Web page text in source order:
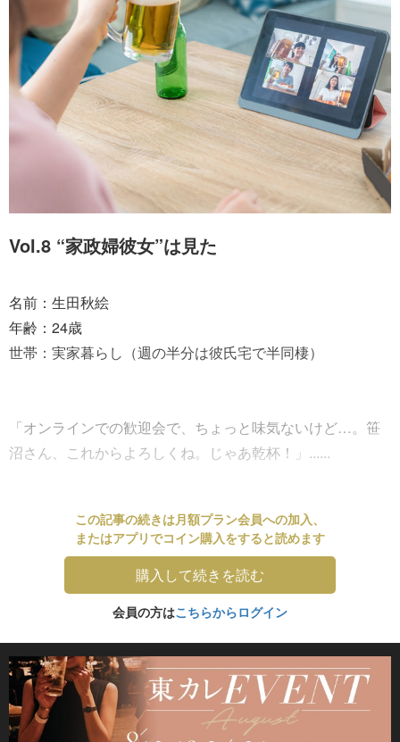
Vol.8 “家政婦彼女”は見た
名前：生田秋絵
年齢：24歳
世帯：実家暮らし（週の半分は彼氏宅で半同棲）
「オンラインでの歓迎会で、ちょっと味気ないけど…。笹
沼さん、これからよろしくね。じゃあ乾杯！」......
この記事の続きは月額プラン会員への加入、
またはアプリでコイン購入をすると読めます
購入して続きを読む
会員の方はこちらからログイン